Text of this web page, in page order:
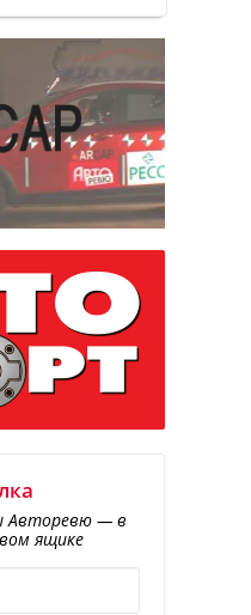
Авторевю — в
ящике